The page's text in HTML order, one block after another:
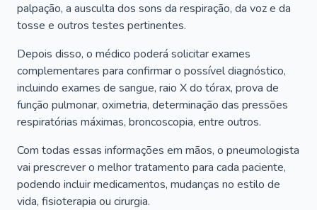
palpação, a ausculta dos sons da respiração, da voz e da
tosse e outros testes pertinentes.
Depois disso, o médico poderá solicitar exames
complementares para confirmar o possível diagnóstico,
incluindo exames de sangue, raio X do tórax, prova de
função pulmonar, oximetria, determinação das pressões
respiratórias máximas, broncoscopia, entre outros.
Com todas essas informações em mãos, o pneumologista
vai prescrever o melhor tratamento para cada paciente,
podendo incluir medicamentos, mudanças no estilo de
vida, fisioterapia ou cirurgia.